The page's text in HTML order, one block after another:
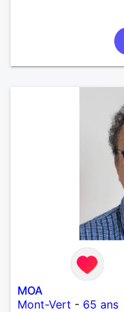
MOA
Mont-Vert - 65 ans